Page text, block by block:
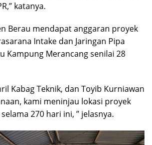
katanya.
Berau mendapat anggaran proyek
Intake dan Jaringan Pipa
Kampung Merancang senilai 28
Kabag Teknik, dan Toyib Kurniawan
kami meninjau lokasi proyek
270 hari ini, ” jelasnya.